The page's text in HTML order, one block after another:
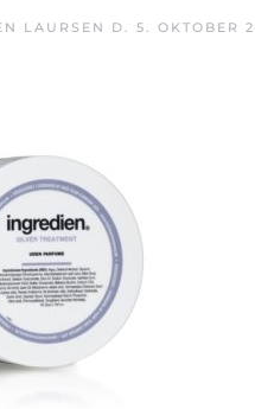
LAURSEN D. 5. OKTOBER